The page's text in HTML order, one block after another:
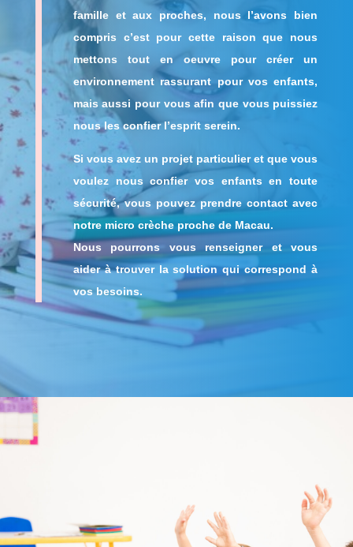
famille et aux proches, nous l’avons bien
compris c’est pour cette raison que nous
mettons tout en oeuvre pour
créer un
environnement rassurant pour vos enfants,
mais aussi pour vous afin que vous puissiez
nous les confier l’esprit serein.
Si vous avez un projet particulier et que vous
voulez nous confier vos enfants en toute
sécurité, vous pouvez prendre contact avec
notre micro crèche proche de Macau.
Nous pourrons vous renseigner et vous
aider à trouver la solution qui correspond à
vos besoins.